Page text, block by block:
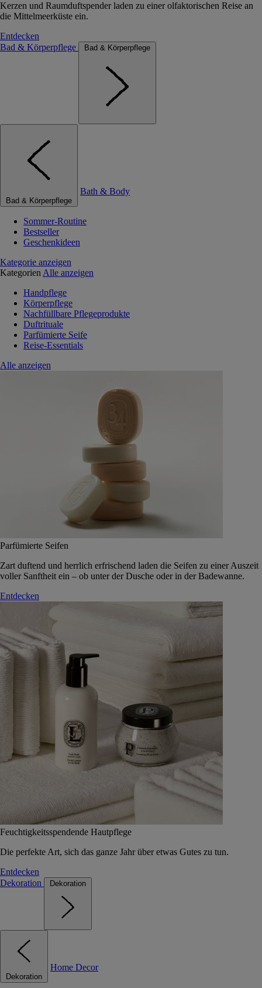
Kerzen und Raumduftspender laden zu einer olfaktorischen Reise an
die Mittelmeerküste ein.
Entdecken
Bad & Körperpflege
Bad & Körperpflege
Bad & Körperpflege
Bath & Body
Sommer-Routine
Bestseller
Geschenkideen
Kategorie anzeigen
Kategorien Alle anzeigen
Handpflege
Körperpflege
Nachfüllbare Pflegeprodukte
Duftrituale
Parfümierte Seife
Reise-Essentials
Alle anzeigen
Parfümierte Seifen
Zart duftend und herrlich erfrischend laden die Seifen zu einer Auszeit
voller Sanftheit ein – ob unter der Dusche oder in der Badewanne.
Entdecken
Feuchtigkeitsspendende Hautpflege
Die perfekte Art, sich das ganze Jahr über etwas Gutes zu tun.
Entdecken
Dekoration
Dekoration
Dekoration
Home Decor